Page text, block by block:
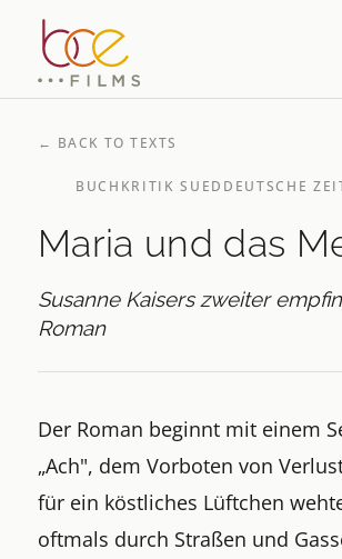
← BACK TO TEXTS
BUCHKRITIK SUEDDEUTSCHE
Maria und das
Susanne Kaisers zweiter
Roman
Der Roman beginnt mit einem
„Ach", dem Vorboten von
für ein köstliches Lüftchen
oftmals durch Straßen und